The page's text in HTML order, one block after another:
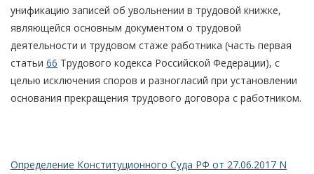
унификацию записей об увольнении в трудовой книжке,
являющейся основным документом о трудовой
деятельности и трудовом стаже работника (часть первая
статьи 66 Трудового кодекса Российской Федерации), с
целью исключения споров и разногласий при установлении
основания прекращения трудового договора с работником.
Определение Конституционного Суда РФ от 27.06.2017 N